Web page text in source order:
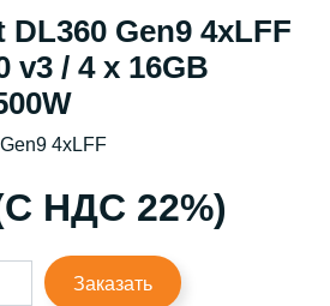
DL360 Gen9 4xLFF
v3 / 4 x 16GB
4xLFF
НДС 22%)
Заказать